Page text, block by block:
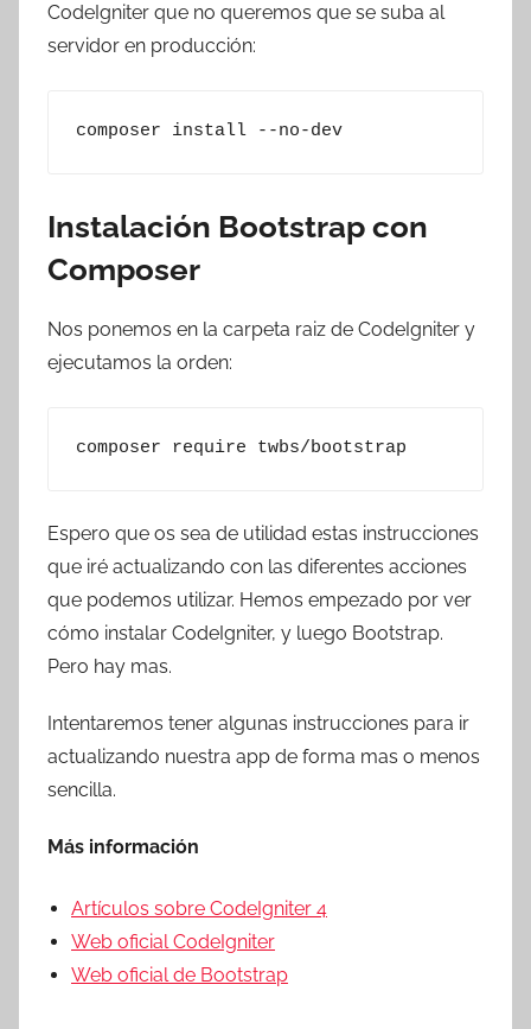
CodeIgniter que no queremos que se suba al
servidor en producción:
composer install --no-dev
Instalación Bootstrap con
Composer
Nos ponemos en la carpeta raiz de CodeIgniter y
ejecutamos la orden:
composer require twbs/bootstrap
Espero que os sea de utilidad estas instrucciones
que iré actualizando con las diferentes acciones
que podemos utilizar. Hemos empezado por ver
cómo instalar CodeIgniter, y luego Bootstrap.
Pero hay mas.
Intentaremos tener algunas instrucciones para ir
actualizando nuestra app de forma mas o menos
sencilla.
Más información
Artículos sobre CodeIgniter 4
Web oficial CodeIgniter
Web oficial de Bootstrap